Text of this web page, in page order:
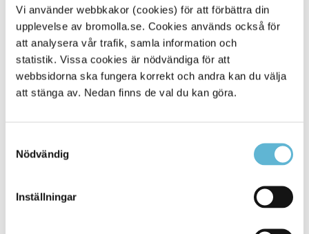
Vi använder webbkakor (cookies) för att förbättra din
upplevelse av bromolla.se. Cookies används också för
att analysera vår trafik, samla information och
statistik. Vissa cookies är nödvändiga för att
webbsidorna ska fungera korrekt och andra kan du välja
att stänga av. Nedan finns de val du kan göra.
Nödvändig
Inställningar
Sidan senast uppdaterad:den 14 November 2023
Tipsa och dela sidan
Skriv ut